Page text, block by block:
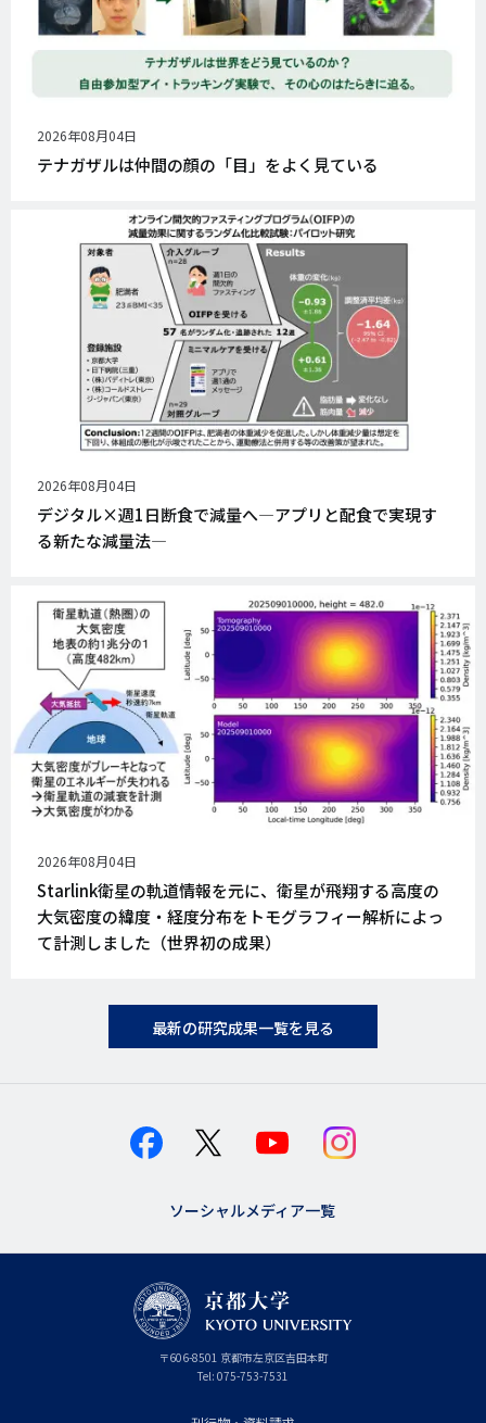
公
開
日
2026年08月04日
テナガザルは仲間の顔の「目」をよく見ている
公
開
日
2026年08月04日
デジタル×週1日断食で減量へ―アプリと配食で実現す
る新たな減量法―
公
開
日
2026年08月04日
Starlink衛星の軌道情報を元に、衛星が飛翔する高度の
大気密度の緯度・経度分布をトモグラフィー解析によっ
て計測しました（世界初の成果）
最新の研究成果一覧を見る
ソーシャルメディア一覧
〒606-8501 京
都
府
京都市左京区吉田本町
Tel: 075-753-7531